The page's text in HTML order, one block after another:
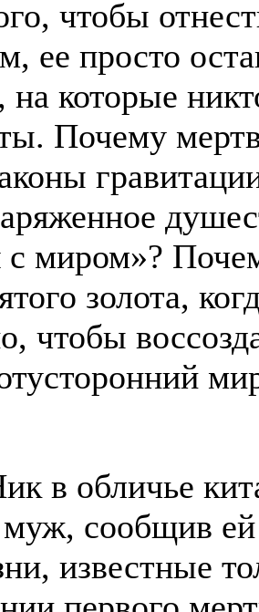
чтобы
ее просто
на которые
Почему
с миром»?
золота,
чтобы
в обличье
муж, сообщив
известные